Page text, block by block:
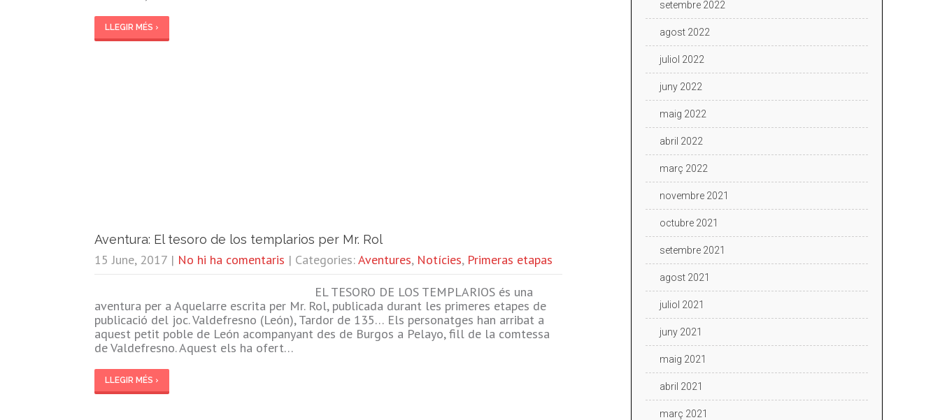
LLEGIR MÉS ›
Aventura: El tesoro de los templarios per Mr. Rol
15 June, 2017 | No hi ha comentaris | Categories:Aventures, Notícies, Primeras etapas
EL TESORO DE LOS TEMPLARIOS és una
aventura per a Aquelarre escrita per Mr. Rol, publicada durant les primeres etapes de
publicació del joc. Valdefresno (León), Tardor de 135… Els personatges han arribat a
aquest petit poble de León acompanyant des de Burgos a Pelayo, fill de la comtessa
de Valdefresno. Aquest els ha ofert…
LLEGIR MÉS ›
setembre 2022
agost 2022
juliol 2022
juny 2022
maig 2022
abril 2022
març 2022
novembre 2021
octubre 2021
setembre 2021
agost 2021
juliol 2021
juny 2021
maig 2021
abril 2021
març 2021